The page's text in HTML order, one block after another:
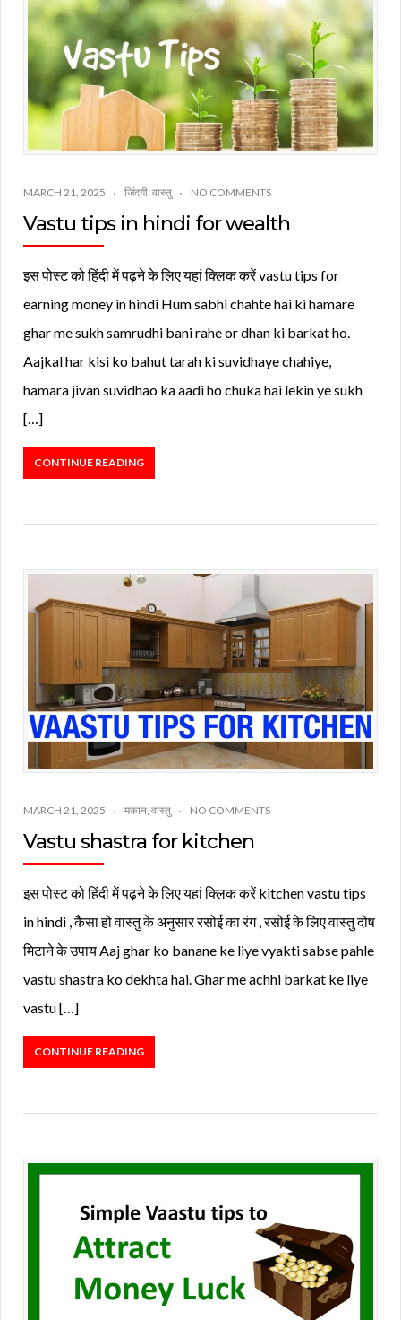
MARCH 21, 2025 जिंदगी, वास्तु NO COMMENTS
Vastu tips in hindi for wealth
इस पोस्ट को हिंदी में पढ़ने के लिए यहां क्लिक करें vastu tips for
earning money in hindi Hum sabhi chahte hai ki hamare
ghar me sukh samrudhi bani rahe or dhan ki barkat ho.
Aajkal har kisi ko bahut tarah ki suvidhaye chahiye,
hamara jivan suvidhao ka aadi ho chuka hai lekin ye sukh
[…]
CONTINUE READING
MARCH 21, 2025 मकान, वास्तु NO COMMENTS
Vastu shastra for kitchen
इस पोस्ट को हिंदी में पढ़ने के लिए यहां क्लिक करें kitchen vastu tips
in hindi , कैसा हो वास्तु के अनुसार रसोई का रंग , रसोई के लिए वास्तु दोष
मिटाने के उपाय Aaj ghar ko banane ke liye vyakti sabse pahle
vastu shastra ko dekhta hai. Ghar me achhi barkat ke liye
vastu […]
CONTINUE READING